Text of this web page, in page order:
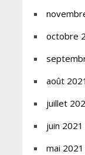
octobre
août 2021
juillet
juin 2021
mai 2021